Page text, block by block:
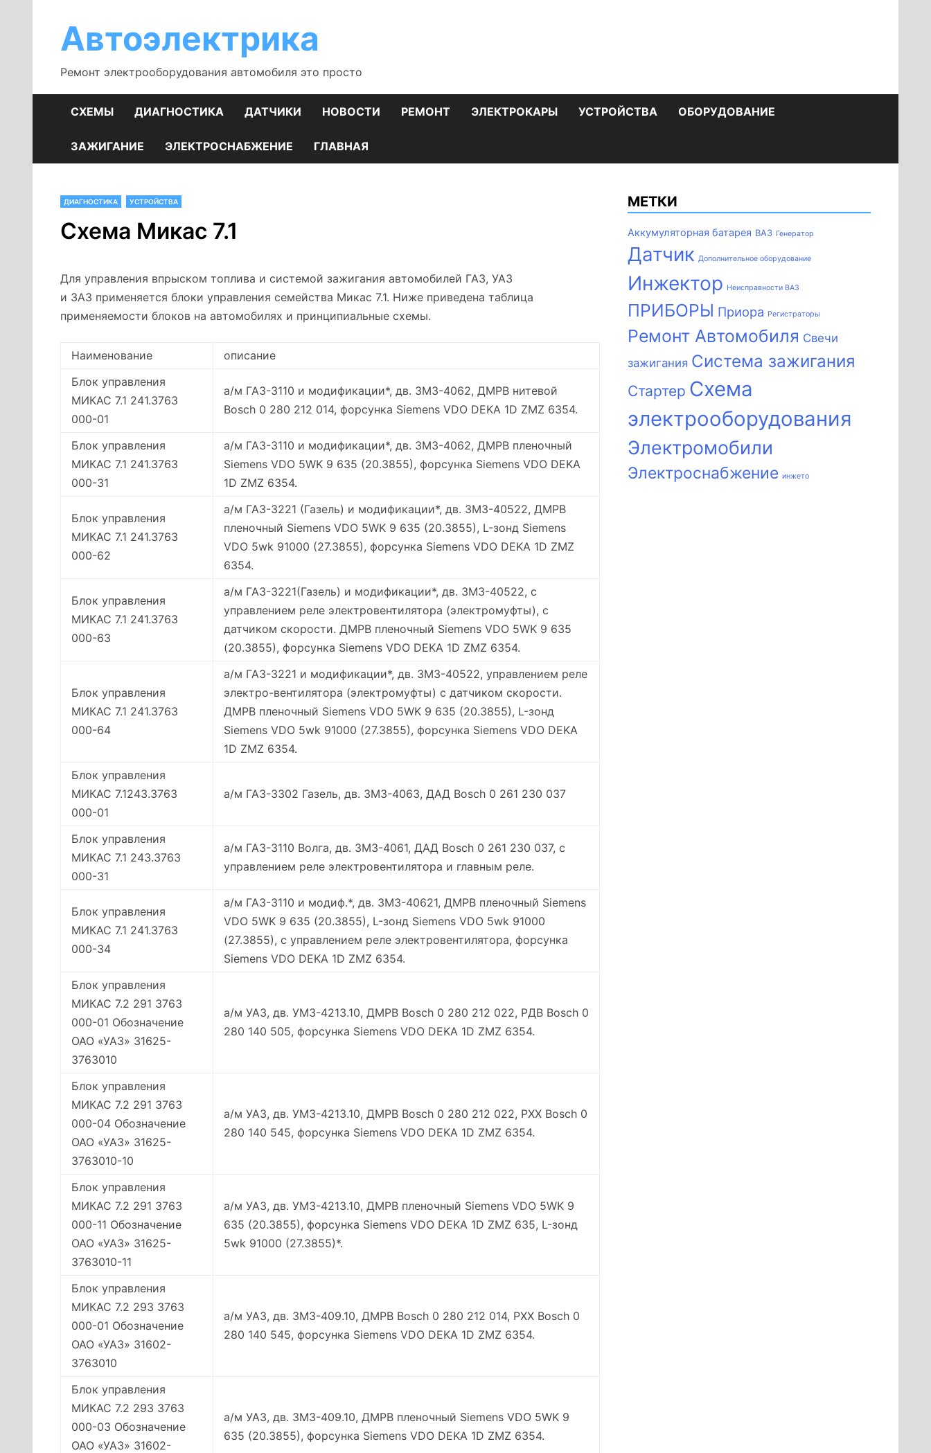
содержимому
Автоэлектрика
Ремонт электрооборудования автомобиля это просто
СХЕМЫ ДИАГНОСТИКА ДАТЧИКИ НОВОСТИ РЕМОНТ ЭЛЕКТРОКАРЫ УСТРОЙСТВА ОБОРУДОВАНИЕ
ЗАЖИГАНИЕ ЭЛЕКТРОСНАБЖЕНИЕ ГЛАВНАЯ
ДИАГНОСТИКА УСТРОЙСТВА
Схема Микас 7.1
Для управления впрыском топлива и системой зажигания автомобилей ГАЗ, УАЗ
и ЗАЗ применяется блоки управления семейства Микас 7.1. Ниже приведена таблица
применяемости блоков на автомобилях и принципиальные схемы.
Наименование
описание
Блок управления
МИКАС 7.1 241.3763
000-01
а/м ГАЗ-3110 и модификации*, дв. ЗМЗ-4062, ДМРВ нитевой
Bosch 0 280 212 014, форсунка Siemens VDO DEKA 1D ZMZ 6354.
Блок управления
МИКАС 7.1 241.3763
000-31
а/м ГАЗ-3110 и модификации*, дв. ЗМЗ-4062, ДМРВ пленочный
Siemens VDO 5WK 9 635 (20.3855), форсунка Siemens VDO DEKA
1D ZMZ 6354.
Блок управления
МИКАС 7.1 241.3763
000-62
а/м ГАЗ-3221 (Газель) и модификации*, дв. ЗМЗ-40522, ДМРВ
пленочный Siemens VDO 5WK 9 635 (20.3855), L-зонд Siemens
VDO 5wk 91000 (27.3855), форсунка Siemens VDO DEKA 1D ZMZ
6354.
Блок управления
МИКАС 7.1 241.3763
000-63
а/м ГАЗ-3221(Газель) и модификации*, дв. ЗМЗ-40522, с
управлением реле электровентилятора (электромуфты), с
датчиком скорости. ДМРВ пленочный Siemens VDO 5WK 9 635
(20.3855), форсунка Siemens VDO DEKA 1D ZMZ 6354.
Блок управления
МИКАС 7.1 241.3763
000-64
а/м ГАЗ-3221 и модификации*, дв. ЗМЗ-40522, управлением реле
электро-вентилятора (электромуфты) с датчиком скорости.
ДМРВ пленочный Siemens VDO 5WK 9 635 (20.3855), L-зонд
Siemens VDO 5wk 91000 (27.3855), форсунка Siemens VDO DEKA
1D ZMZ 6354.
Блок управления
МИКАС 7.1243.3763
000-01
а/м ГАЗ-3302 Газель, дв. ЗМЗ-4063, ДАД Bosch 0 261 230 037
Блок управления
МИКАС 7.1 243.3763
000-31
а/м ГАЗ-3110 Волга, дв. ЗМЗ-4061, ДАД Bosch 0 261 230 037, с
управлением реле электровентилятора и главным реле.
Блок управления
МИКАС 7.1 241.3763
000-34
а/м ГАЗ-3110 и модиф.*, дв. ЗМЗ-40621, ДМРВ пленочный Siemens
VDO 5WK 9 635 (20.3855), L-зонд Siemens VDO 5wk 91000
(27.3855), с управлением реле электровентилятора, форсунка
Siemens VDO DEKA 1D ZMZ 6354.
Блок управления
МИКАС 7.2 291 3763
000-01 Обозначение
ОАО «УАЗ» 31625-
3763010
а/м УАЗ, дв. УМЗ-4213.10, ДМРВ Bosch 0 280 212 022, РДВ Bosch 0
280 140 505, форсунка Siemens VDO DEKA 1D ZMZ 6354.
Блок управления
МИКАС 7.2 291 3763
000-04 Обозначение
ОАО «УАЗ» 31625-
3763010-10
а/м УАЗ, дв. УМЗ-4213.10, ДМРВ Bosch 0 280 212 022, РХХ Bosch 0
280 140 545, форсунка Siemens VDO DEKA 1D ZMZ 6354.
Блок управления
МИКАС 7.2 291 3763
000-11 Обозначение
ОАО «УАЗ» 31625-
3763010-11
а/м УАЗ, дв. УМЗ-4213.10, ДМРВ пленочный Siemens VDO 5WK 9
635 (20.3855), форсунка Siemens VDO DEKA 1D ZMZ 635, L-зонд
5wk 91000 (27.3855)*.
Блок управления
МИКАС 7.2 293 3763
000-01 Обозначение
ОАО «УАЗ» 31602-
3763010
а/м УАЗ, дв. ЗМЗ-409.10, ДМРВ Bosch 0 280 212 014, РХХ Bosch 0
280 140 545, форсунка Siemens VDO DEKA 1D ZMZ 6354.
Блок управления
МИКАС 7.2 293 3763
000-03 Обозначение
ОАО «УАЗ» 31602-
а/м УАЗ, дв. ЗМЗ-409.10, ДМРВ пленочный Siemens VDO 5WK 9
635 (20.3855), форсунка Siemens VDO DEKA 1D ZMZ 6354.
МЕТКИ
Аккумуляторная батарея ВАЗ Генератор
Датчик Дополнительное оборудование
Инжектор Неисправности ВАЗ
ПРИБОРЫ Приора Регистраторы
Ремонт Автомобиля Свечи
зажигания Система зажигания
Стартер Схема
электрооборудования
Электромобили
Электроснабжение инжето